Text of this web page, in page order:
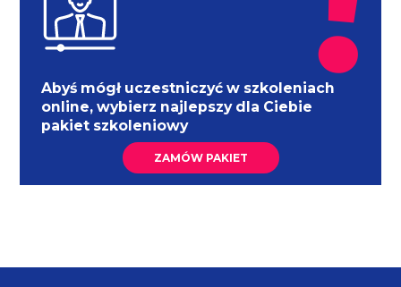
Abyś mógł uczestniczyć w szkoleniach
online, wybierz najlepszy dla Ciebie
pakiet szkoleniowy
ZAMÓW PAKIET